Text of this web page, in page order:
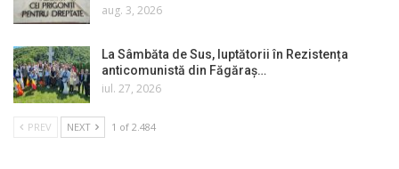
aug. 3, 2026
La Sâmbăta de Sus, luptătorii în Rezistența
anticomunistă din Făgăraș…
iul. 27, 2026
PREV NEXT 1 of 2.484